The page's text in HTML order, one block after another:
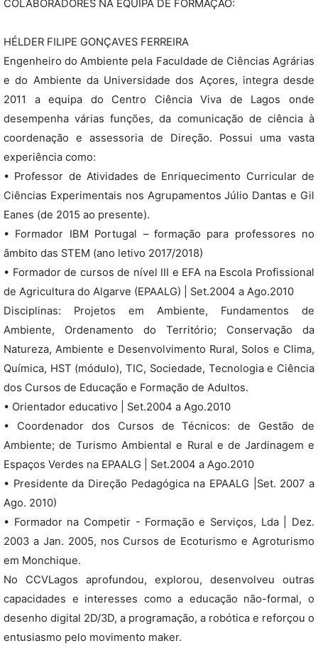
COLABORADORES NA EQUIPA DE FORMAÇÃO:
HÉLDER FILIPE GONÇAVES FERREIRA
Engenheiro do Ambiente pela Faculdade de Ciências Agrárias
e do Ambiente da Universidade dos Açores, integra desde
2011 a equipa do Centro Ciência Viva de Lagos onde
desempenha várias funções, da comunicação de ciência à
coordenação e assessoria de Direção. Possui uma vasta
experiência como:
• Professor de Atividades de Enriquecimento Curricular de
Ciências Experimentais nos Agrupamentos Júlio Dantas e Gil
Eanes (de 2015 ao presente).
• Formador IBM Portugal – formação para professores no
âmbito das STEM (ano letivo 2017/2018)
• Formador de cursos de nível III e EFA na Escola Profissional
de Agricultura do Algarve (EPAALG) | Set.2004 a Ago.2010
Disciplinas: Projetos em Ambiente, Fundamentos de
Ambiente, Ordenamento do Território; Conservação da
Natureza, Ambiente e Desenvolvimento Rural, Solos e Clima,
Química, HST (módulo), TIC, Sociedade, Tecnologia e Ciência
dos Cursos de Educação e Formação de Adultos.
• Orientador educativo | Set.2004 a Ago.2010
• Coordenador dos Cursos de Técnicos: de Gestão de
Ambiente; de Turismo Ambiental e Rural e de Jardinagem e
Espaços Verdes na EPAALG | Set.2004 a Ago.2010
• Presidente da Direção Pedagógica na EPAALG |Set. 2007 a
Ago. 2010)
• Formador na Competir - Formação e Serviços, Lda | Dez.
2003 a Jan. 2005, nos Cursos de Ecoturismo e Agroturismo
em Monchique.
No CCVLagos aprofundou, explorou, desenvolveu outras
capacidades e interesses como a educação não-formal, o
desenho digital 2D/3D, a programação, a robótica e reforçou o
entusiasmo pelo movimento maker.